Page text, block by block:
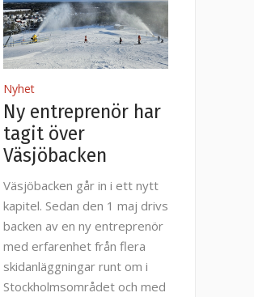
Nyhet
Ny entreprenör har
tagit över
Väsjöbacken
Väsjöbacken går in i ett nytt
kapitel. Sedan den 1 maj drivs
backen av en ny entreprenör
med erfarenhet från flera
skidanläggningar runt om i
Stockholmsområdet och med